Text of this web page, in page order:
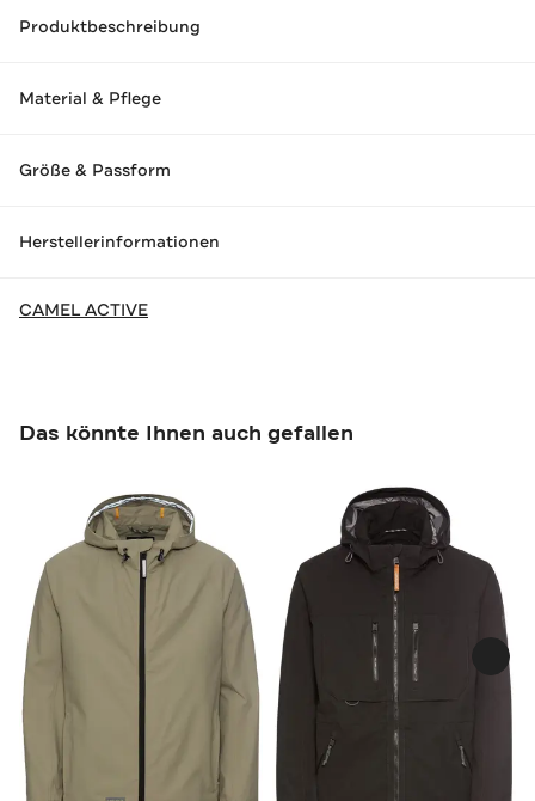
Produktbeschreibung
Material & Pflege
Größe & Passform
Herstellerinformationen
CAMEL ACTIVE
Das könnte Ihnen auch gefallen